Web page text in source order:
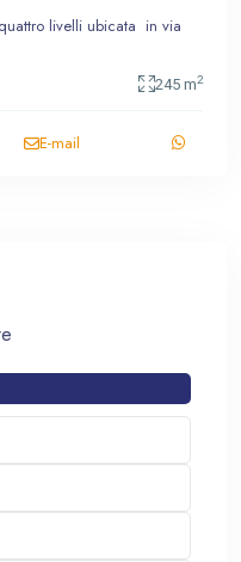
livelli ubicata in via
245 m2
E-mail